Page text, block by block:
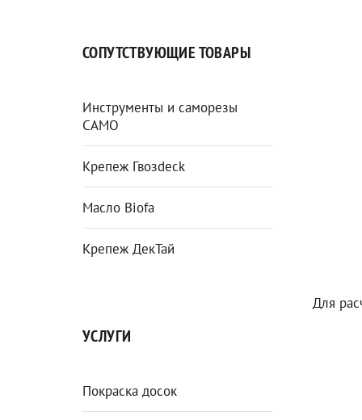
СОПУТСТВУЮЩИЕ ТОВАРЫ
Инструменты и саморезы
CAMO
Крепеж Гвозdeck
Масло Biofa
Крепеж ДекТай
УСЛУГИ
Покраска досок
Для